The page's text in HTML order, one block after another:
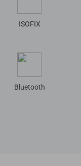
ISOFIX
Bluetooth